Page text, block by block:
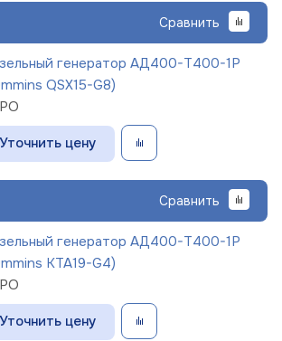
Сравнить
генератор АД400-Т400-1Р
QSX15-G8)
Уточнить цену
Сравнить
генератор АД400-Т400-1Р
KTA19-G4)
Уточнить цену